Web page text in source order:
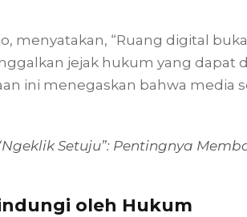
menyatakan, “Ruang digital
jejak hukum yang dapat
ini menegaskan bahwa media
Setuju”: Pentingnya
oleh Hukum